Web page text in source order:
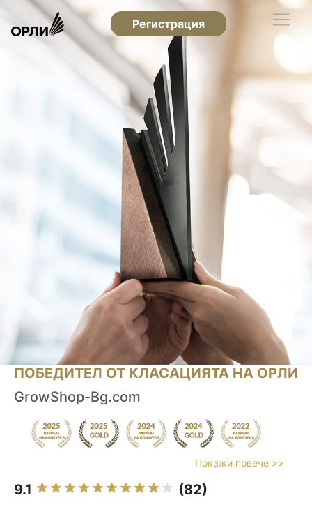
Регистрация
ПОБЕДИТЕЛ ОТ КЛАСАЦИЯТА НА ОРЛИ
GrowShop-Bg.com
Покажи повече >>
9.1 (82)